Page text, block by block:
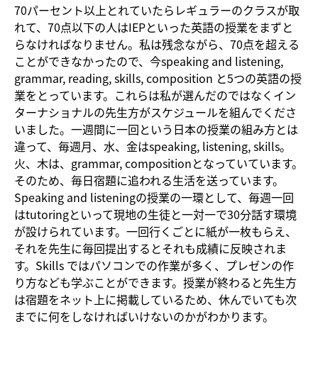
70パーセント以上とれていたらレギュラーのクラスが取
れて、70点以下の人はIEPといった英語の授業をまずと
らなければなりません。私は残念ながら、70点を超える
ことができなかったので、今speaking and listening,
grammar, reading, skills, composition と5つの英語の授
業をとっています。これらは私が選んだのではなくイン
ターナショナルの先生方がスケジュールを組んでくださ
いました。一週間に一回という日本の授業の組み方とは
違って、毎週月、水、金はspeaking, listening, skills。
火、木は、grammar, compositionとなっていています。
そのため、毎日宿題に追われる生活を送っています。
Speaking and listeningの授業の一環として、毎週一回
はtutoringといって現地の生徒と一対一で30分話す環境
が設けられています。一回行くごとに紙が一枚もらえ、
それを先生に毎回提出するとそれも成績に反映されま
す。Skills ではパソコンでの作業が多く、プレゼンの作
り方なども学ぶことができます。授業が終わると先生方
は宿題をネット上に掲載しているため、休んでいても次
までに何をしなければいけないのかがわかります。